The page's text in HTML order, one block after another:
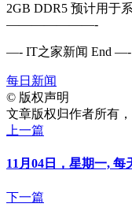
2GB DDR5 预计用于
———————-
—- IT之家新闻 End —-
每日新闻
© 版权声明
文章版权归作者所有
上一篇
11月04日，星期一, 每
下一篇